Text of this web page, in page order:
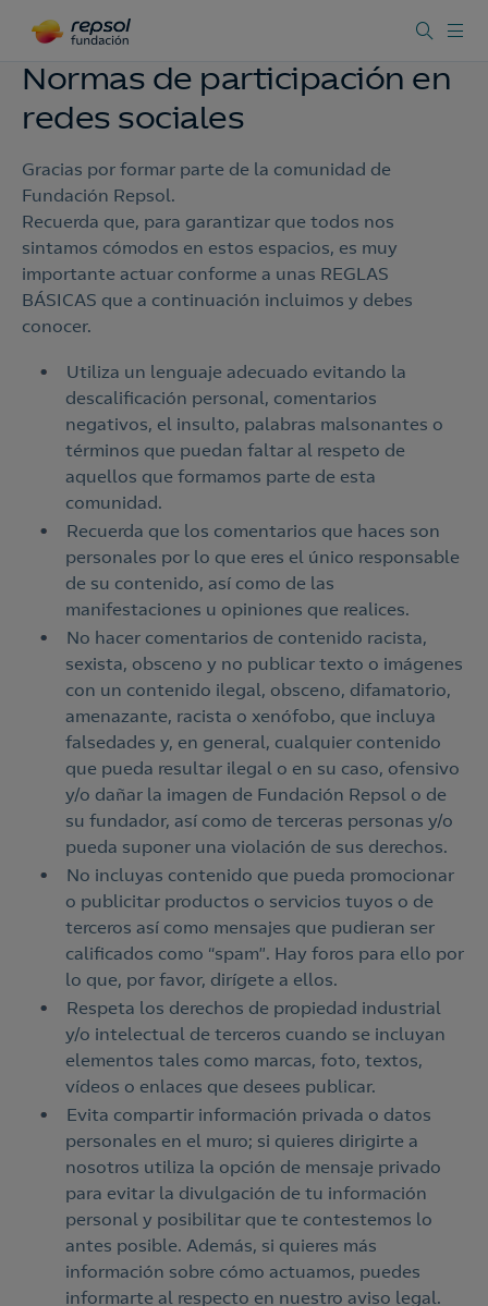
Normas de participación en
redes sociales
Gracias por formar parte de la comunidad de
Fundación Repsol.
Recuerda que, para garantizar que todos nos
sintamos cómodos en estos espacios, es muy
importante actuar conforme a unas REGLAS
BÁSICAS que a continuación incluimos y debes
conocer.
Utiliza un lenguaje adecuado evitando la
descalificación personal, comentarios
negativos, el insulto, palabras malsonantes o
términos que puedan faltar al respeto de
aquellos que formamos parte de esta
comunidad.
Recuerda que los comentarios que haces son
personales por lo que eres el único responsable
de su contenido, así como de las
manifestaciones u opiniones que realices.
No hacer comentarios de contenido racista,
sexista, obsceno y no publicar texto o imágenes
con un contenido ilegal, obsceno, difamatorio,
amenazante, racista o xenófobo, que incluya
falsedades y, en general, cualquier contenido
que pueda resultar ilegal o en su caso, ofensivo
y/o dañar la imagen de Fundación Repsol o de
su fundador, así como de terceras personas y/o
pueda suponer una violación de sus derechos.
No incluyas contenido que pueda promocionar
o publicitar productos o servicios tuyos o de
terceros así como mensajes que pudieran ser
calificados como “spam”. Hay foros para ello por
lo que, por favor, dirígete a ellos.
Respeta los derechos de propiedad industrial
y/o intelectual de terceros cuando se incluyan
elementos tales como marcas, foto, textos,
vídeos o enlaces que desees publicar.
Evita compartir información privada o datos
personales en el muro; si quieres dirigirte a
nosotros utiliza la opción de mensaje privado
para evitar la divulgación de tu información
personal y posibilitar que te contestemos lo
antes posible. Además, si quieres más
información sobre cómo actuamos, puedes
informarte al respecto en nuestro aviso legal.